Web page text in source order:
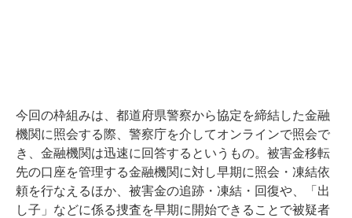
今回の枠組みは、都道府県警察から協定を締結した金融
機関に照会する際、警察庁を介してオンラインで照会で
き、金融機関は迅速に回答するというもの。被害金移転
先の口座を管理する金融機関に対し早期に照会・凍結依
頼を行なえるほか、被害金の追跡・凍結・回復や、「出
し子」などに係る捜査を早期に開始できることで被疑者